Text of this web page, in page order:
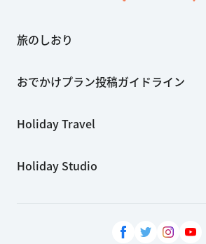
旅のしおり
おでかけプラン投稿ガイドライン
Holiday Travel
Holiday Studio